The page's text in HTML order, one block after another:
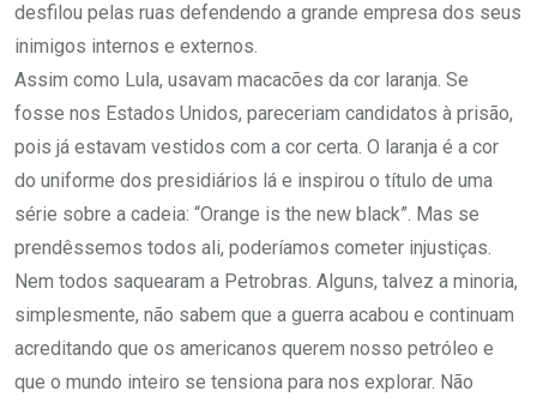
desfilou pelas ruas defendendo a grande empresa dos seus
inimigos internos e externos.
Assim como Lula, usavam macacões da cor laranja. Se
fosse nos Estados Unidos, pareceriam candidatos à prisão,
pois já estavam vestidos com a cor certa. O laranja é a cor
do uniforme dos presidiários lá e inspirou o título de uma
série sobre a cadeia: “Orange is the new black”. Mas se
prendêssemos todos ali, poderíamos cometer injustiças.
Nem todos saquearam a Petrobras. Alguns, talvez a minoria,
simplesmente, não sabem que a guerra acabou e continuam
acreditando que os americanos querem nosso petróleo e
que o mundo inteiro se tensiona para nos explorar. Não